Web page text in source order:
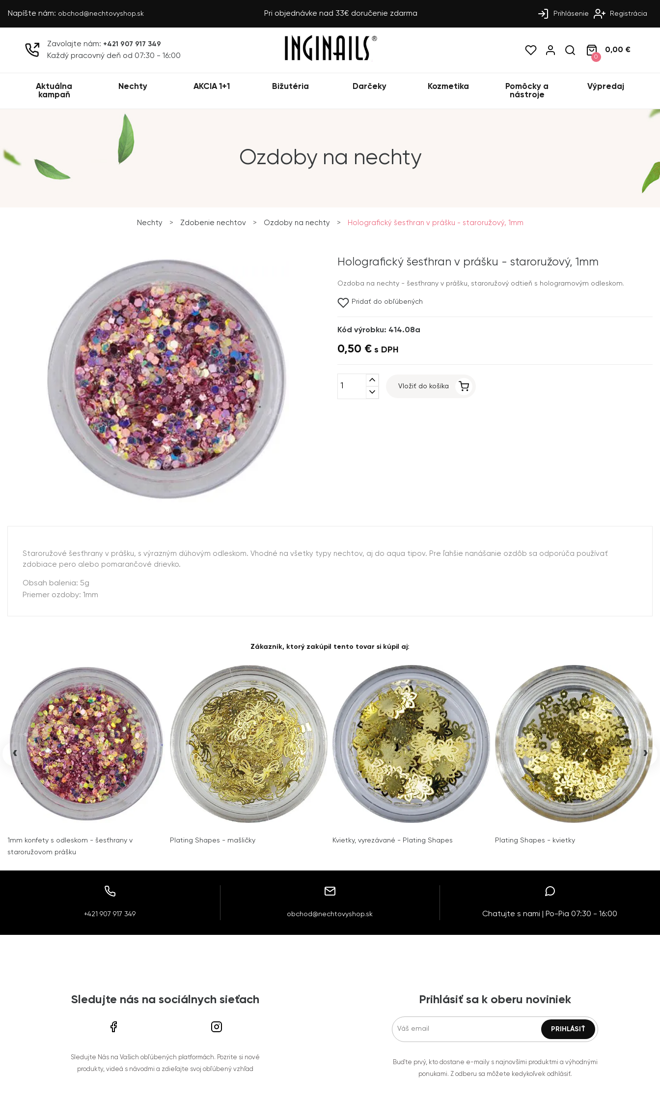
Napíšte nám: obchod@nechtovyshop.sk Pri objednávke nad 33€ doručenie zdarma Prihlásenie Registrácia
Zavolajte nám: +421 907 917 349
Každý pracovný deň od 07:30 - 16:00 0
0,00 €
Aktuálna
kampaň
Nechty AKCIA 1+1 Bižutéria Darčeky Kozmetika
Pomôcky a
nástroje
Výpredaj
Ozdoby na nechty
Nechty > Zdobenie nechtov > Ozdoby na nechty > Holografický šesťhran v prášku - staroružový, 1mm
Holografický šesťhran v prášku - staroružový, 1mm
Ozdoba na nechty - šesťhrany v prášku, staroružový odtieň s hologramovým odleskom.
Pridať do obľúbených
Kód výrobku: 414.08a
0,50 € s DPH
expand_less
expand_more
Vložiť do košíka
Staroružové šesťhrany v prášku, s výrazným dúhovým odleskom. Vhodné na všetky typy nechtov, aj do aqua tipov. Pre ľahšie nanášanie ozdôb sa odporúča používať
zdobiace pero alebo pomarančové drievko.
Obsah balenia: 5g
Priemer ozdoby: 1mm
Zákazník, ktorý zakúpil tento tovar si kúpil aj:
1mm konfety s odleskom - šesťhrany v
staroružovom prášku
Plating Shapes - mašličky Kvietky, vyrezávané - Plating Shapes Plating Shapes - kvietky
‹ ›
+421 907 917 349 obchod@nechtovyshop.sk Chatujte s nami | Po-Pia 07:30 - 16:00
Sledujte nás na sociálnych sieťach
Sledujte Nás na Vašich obľúbených platformách. Pozrite si nové
produkty, videá s návodmi a zdieľajte svoj obľúbený vzhľad
Prihlásiť sa k oberu noviniek
Buďte prvý, kto dostane e-maily s najnovšími produktmi a výhodnými
ponukami. Z odberu sa môžete kedykoľvek odhlásiť.